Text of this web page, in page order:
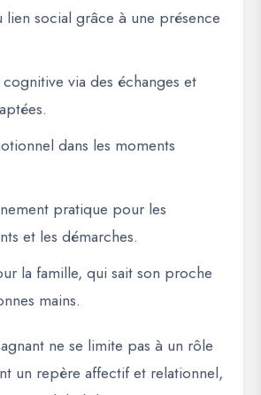
lien social grâce à une présence
via des échanges et
dans les moments
pratique pour les
et les démarches.
la famille, qui sait son proche
mains.
ne se limite pas à un rôle
un repère affectif et relationnel,